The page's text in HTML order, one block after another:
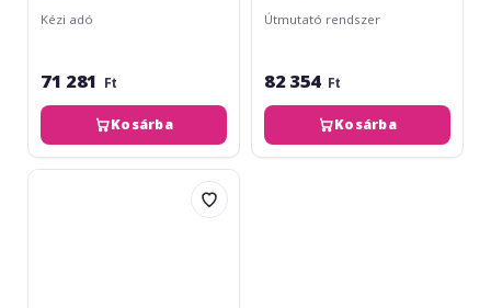
Kézi adó
71 281 Ft
Kosárba
Útmutató rendszer
82 354 Ft
Kosárba
img